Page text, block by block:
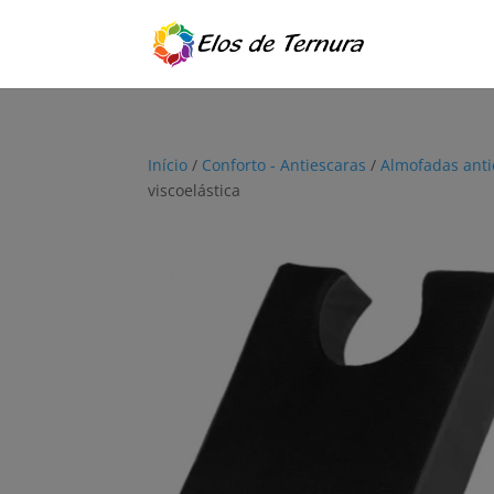
Início / Conforto - Antiescaras /Almofadas
viscoelástica